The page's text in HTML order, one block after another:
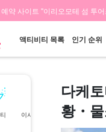
약 사이트 "이리오모테 섬 투
액티비티 목록 인기 순위
이시가키섬⇄이리
당일 예약
다케
황・